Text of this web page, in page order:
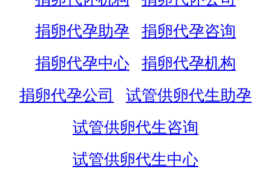
捐卵代孕助孕
捐卵代孕咨询
捐卵代孕中心
捐卵代孕机构
捐卵代孕公司
试管供卵代生助孕
试管供卵代生咨询
试管供卵代生中心